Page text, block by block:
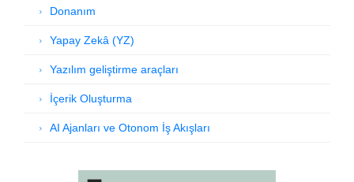
Donanım
Yapay Zekâ (YZ)
Yazılım geliştirme araçları
İçerik Oluşturma
AI Ajanları ve Otonom İş Akışları